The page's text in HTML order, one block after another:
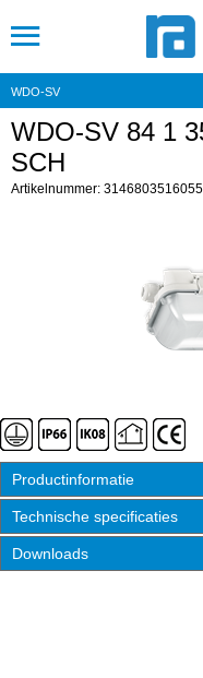
WDO-SV
WDO-SV 84 1
SCH
Artikelnummer:
Productinformatie
Technische specificaties
Downloads